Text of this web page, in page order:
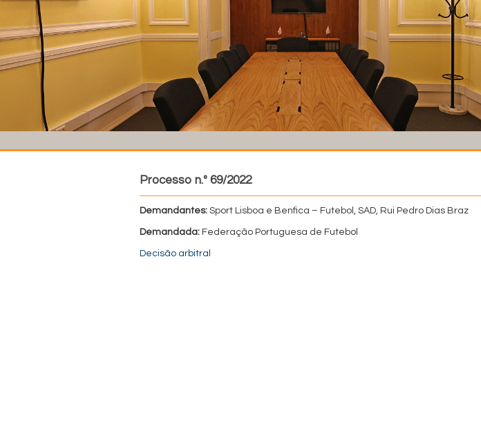
Processo n.º 69/2022
Demandantes: Sport Lisboa e Benfica – Futebol, SAD, Rui Pedro Dias Braz
Demandada: Federação Portuguesa de Futebol
Decisão arbitral